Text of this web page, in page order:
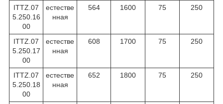
ITTZ.07
5.250.16
00
естестве
нная
564 1600 75 250
ITTZ.07
5.250.17
00
естестве
нная
608 1700 75 250
ITTZ.07
5.250.18
00
естестве
нная
652 1800 75 250